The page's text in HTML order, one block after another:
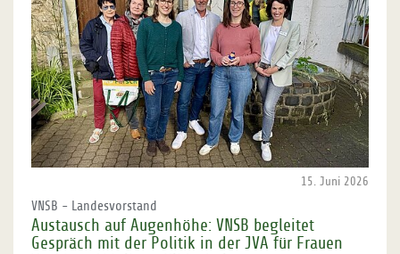
15. Juni 2026
VNSB - Landesvorstand
Austausch auf Augenhöhe: VNSB begleitet
Gespräch mit der Politik in der JVA für Frauen